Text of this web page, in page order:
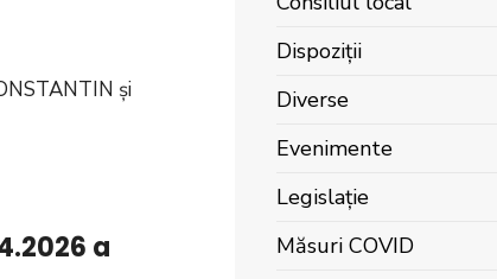
și
a
Dispoziții
Diverse
Evenimente
Legislație
Măsuri COVID